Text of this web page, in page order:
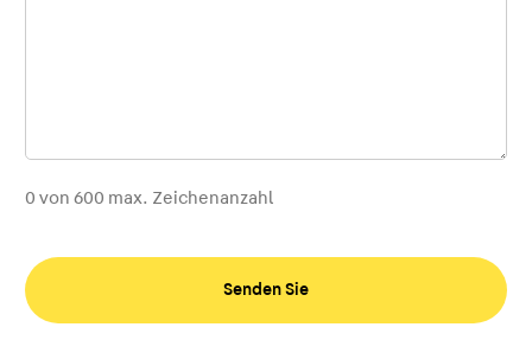
0 von 600 max. Zeichenanzahl